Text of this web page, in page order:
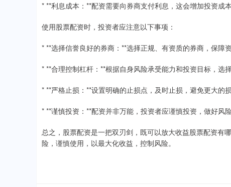
* **利息成本：**配资需要向券商支付利息，这会增加投资成本
使用股票配资时，投资者应注意以下事项：
* **选择信誉良好的券商：**选择正规、有资质的券商，保障资
* **合理控制杠杆：**根据自身风险承受能力和投资目标，选
* **严格止损：**设置明确的止损点，及时止损，避免更大的损
* **谨慎投资：**配资并非万能，投资者应谨慎投资，做好风险
总之，股票配资是一把双刃剑，既可以放大收益股票配资有
险，谨慎使用，以最大化收益，控制风险。